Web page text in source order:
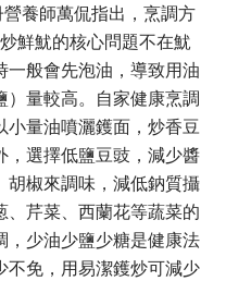
養師萬侃指出，烹調方
鮮魷的核心問題不在魷
一般會先泡油，導致用油
）量較高。自家健康烹調
小量油噴灑鑊面，炒香豆
，選擇低鹽豆豉，減少醬
胡椒來調味，減低鈉質攝
、芹菜、西蘭花等蔬菜的
，少油少鹽少糖是健康法
不免，用易潔鑊炒可減少